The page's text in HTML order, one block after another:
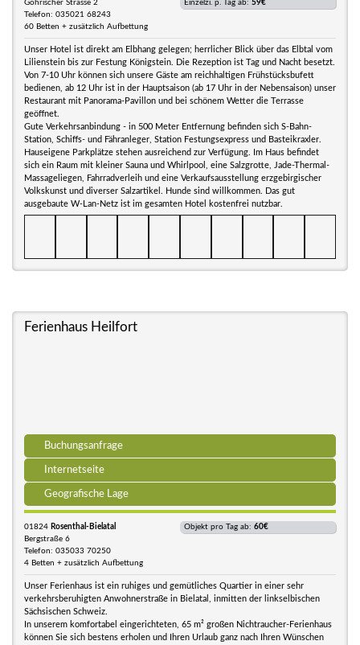
Gohrischer Strasse 2
Telefon: 035021 68243
60 Betten + zusätzlich Aufbettung
Einzelzi. p. Tag ab: 59€
Unser Hotel ist direkt am Elbhang gelegen; herrlicher Blick über das Elbtal vom
Lilienstein bis zur Festung Königstein. Die Rezeption ist Tag und Nacht besetzt.
Von 7-10 Uhr können sich unsere Gäste am reichhaltigen Frühstücksbufett
bedienen, ab 12 Uhr ist in der Hauptsaison (ab 17 Uhr in der Nebensaison) unser
Restaurant mit Panorama-Pavillon und bei schönem Wetter die Terrasse
geöffnet.
Gute Verkehrsanbindung - in 500 Meter Entfernung befinden sich S-Bahn-
Station, Schiffs- und Fähranleger, Station Festungsexpress und Basteikraxler.
Hauseigene Parkplätze stehen ausreichend zur Verfügung. Im Haus befindet
sich ein Raum mit kleiner Sauna und Whirlpool, eine Salzgrotte, Jade-Thermal-
Massageliegen, Fahrradverleih und eine Verkaufsausstellung erzgebirgischer
Volkskunst und diverser Salzartikel. Hunde sind willkommen. Das gut
ausgebaute W-Lan-Netz ist im gesamten Hotel kostenfrei nutzbar.
Ferienhaus Heilfort
Buchungsanfrage
Internetseite
Geografische Lage
01824 Rosenthal-Bielatal
Bergstraße 6
Telefon: 035033 70250
4 Betten + zusätzlich Aufbettung
Objekt pro Tag ab: 60€
Unser Ferienhaus ist ein ruhiges und gemütliches Quartier in einer sehr
verkehrsberuhigten Anwohnerstraße in Bielatal, inmitten der linkselbischen
Sächsischen Schweiz.
In unserem komfortabel eingerichteten, 65 m² großen Nichtraucher-Ferienhaus
können Sie sich bestens erholen und Ihren Urlaub ganz nach Ihren Wünschen